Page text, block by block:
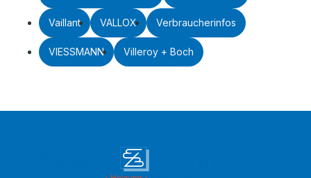
Vaillant VALLOX Verbraucherinfos
VIESSMANN Villeroy + Boch